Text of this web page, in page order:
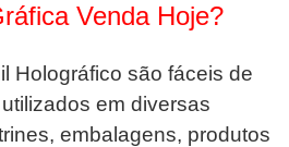
Venda Hoje?
Holográfico são fáceis de
em diversas
embalagens, produtos